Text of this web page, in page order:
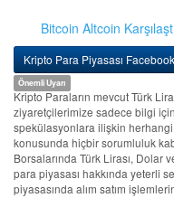
Bitcoin Altcoin
Kripto Para Piyasası
Önemli Uyarı
Kripto Paraların mevcut Türk
ziyaretçilerimize sadece bilgi
spekülasyonlara ilişkin
konusunda hiçbir sorumluluk
Borsalarında Türk Lirası, Dolar
para piyasası hakkında yeterli
piyasasında alım satım